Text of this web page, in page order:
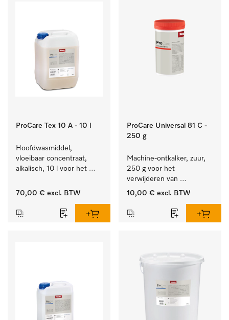
ProCare Tex 10 A - 10 l
Hoofdwasmiddel,
vloeibaar concentraat,
alkalisch, 10 l voor het
en kleurechte bonte was.
70,00 € excl. BTW
ProCare Universal 81 C -
250 g
Machine-ontkalker, zuur,
250 g voor het
verwijderen van
hardnekkige kalkaanslag.
10,00 € excl. BTW